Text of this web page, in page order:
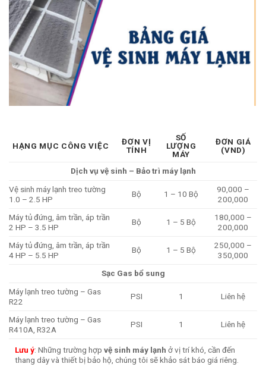
HẠNG MỤC CÔNG VIỆC
ĐƠN VỊ
TÍNH
SỐ
LƯỢNG
MÁY
ĐƠN GIÁ
(VND)
Dịch vụ vệ sinh – Bảo trì máy lạnh
Vệ sinh máy lạnh treo tường
1.0 – 2.5 HP
Bộ 1 – 10 Bộ
90,000 –
200,000
Máy tủ đứng, âm trần, áp trần
2 HP – 3.5 HP
Bộ 1 – 5 Bộ
180,000 –
200,000
Máy tủ đứng, âm trần, áp trần
4 HP – 5.5 HP
Bộ 1 – 5 Bộ
250,000 –
350,000
Sạc Gas bổ sung
Máy lạnh treo tường – Gas
R22
PSI 1 Liên hệ
Máy lạnh treo tường – Gas
R410A, R32A
PSI 1 Liên hệ
Lưu ý: Những trường hợp vệ sinh máy lạnh ở vị trí khó, cần đến
thang dây và thiết bị bảo hộ, chúng tôi sẽ khảo sát báo giá riêng.